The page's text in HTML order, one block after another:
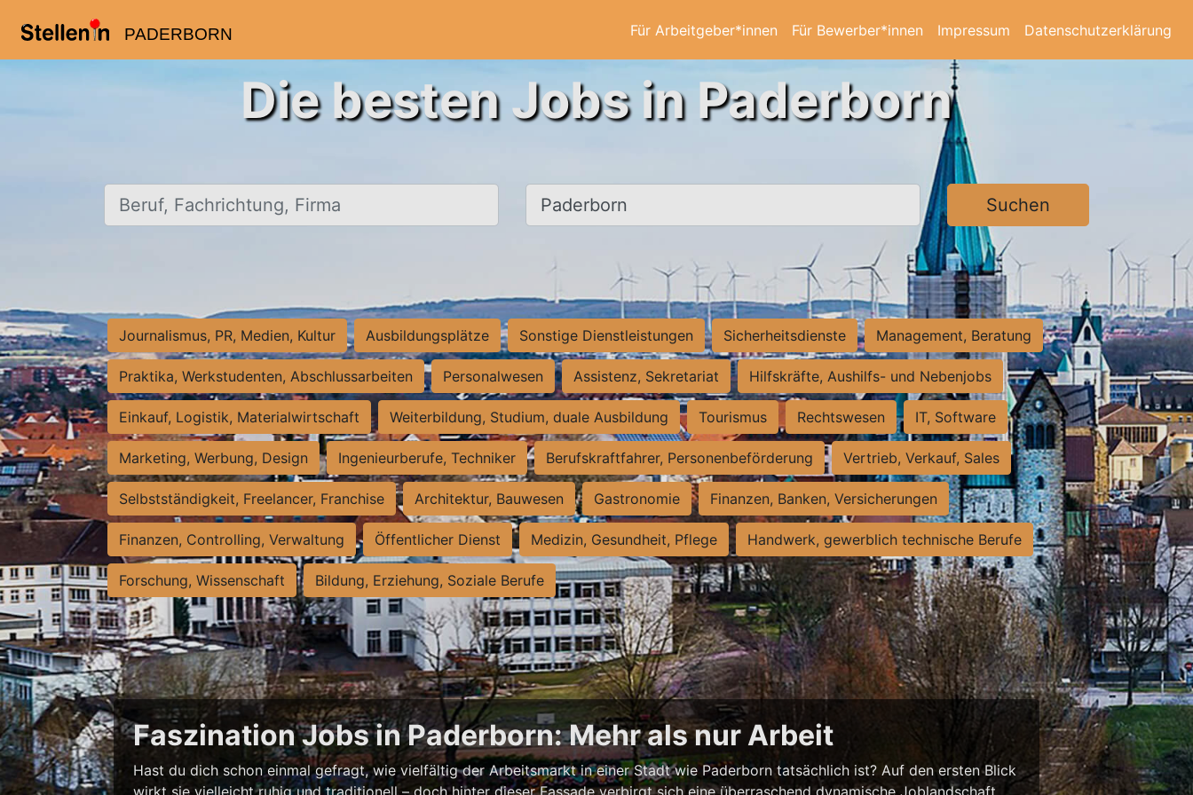
PADERBORN Für Arbeitgeber*innen Für Bewerber*innen Impressum Datenschutzerklärung
Die besten Jobs in Paderborn
Beruf, Fachrichtung, Firma Ort, Stadt Suchen
Journalismus, PR, Medien, Kultur Ausbildungsplätze Sonstige Dienstleistungen Sicherheitsdienste Management, Beratung
Praktika, Werkstudenten, Abschlussarbeiten Personalwesen Assistenz, Sekretariat Hilfskräfte, Aushilfs- und Nebenjobs
Einkauf, Logistik, Materialwirtschaft Weiterbildung, Studium, duale Ausbildung Tourismus Rechtswesen IT, Software
Marketing, Werbung, Design Ingenieurberufe, Techniker Berufskraftfahrer, Personenbeförderung Vertrieb, Verkauf, Sales
Selbstständigkeit, Freelancer, Franchise Architektur, Bauwesen Gastronomie Finanzen, Banken, Versicherungen
Finanzen, Controlling, Verwaltung Öffentlicher Dienst Medizin, Gesundheit, Pflege Handwerk, gewerblich technische Berufe
Forschung, Wissenschaft Bildung, Erziehung, Soziale Berufe
Faszination Jobs in Paderborn: Mehr als nur Arbeit
Hast du dich schon einmal gefragt, wie vielfältig der Arbeitsmarkt in einer Stadt wie Paderborn tatsächlich ist? Auf den ersten Blick